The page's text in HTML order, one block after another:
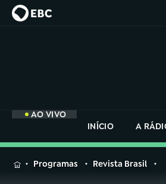
AO VIVO
INÍCIO
A
MENUProgramas Revista Brasil